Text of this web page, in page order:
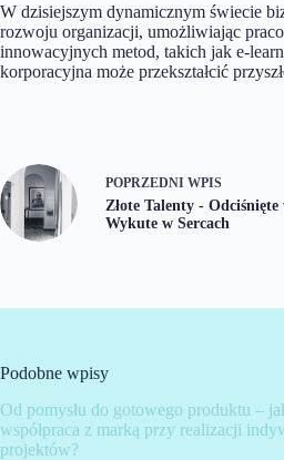
W dzisiejszym dynamicznym świecie
rozwoju organizacji, umożliwiając
innowacyjnych metod, takich jak e-
korporacyjna może przekształcić
POPRZEDNI WPIS
Złote Talenty -
Wykute w Sercach
Podobne wpisy
Od pomysłu do gotowego produktu –
współpraca z marką przy realizacji
projektów?